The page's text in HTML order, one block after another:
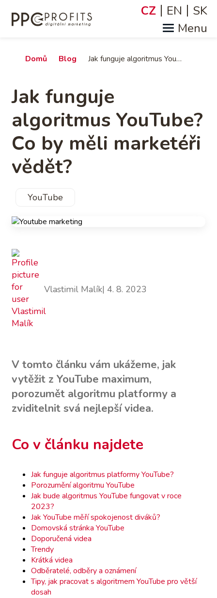
hlavnímu
Jazyky
CZ EN SK
Drobečková
Domů Blog Jak funguje algoritmus YouTube? Co by měli marketéři vědět?
Jak funguje
algoritmus YouTube?
Co by měli marketéři
vědět?
YouTube
Vlastimil Malík| 4. 8. 2023
V tomto článku vám ukážeme, jak
vytěžit z YouTube maximum,
porozumět algoritmu platformy a
zviditelnit svá nejlepší videa.
Co v článku najdete
Jak funguje algoritmus platformy YouTube?
Porozumění algoritmu YouTube
Jak bude algoritmus YouTube fungovat v roce
2023?
Jak YouTube měří spokojenost diváků?
Domovská stránka YouTube
Doporučená videa
Trendy
Krátká videa
Odběratelé, odběry a oznámení
Tipy, jak pracovat s algoritmem YouTube pro větší
dosah